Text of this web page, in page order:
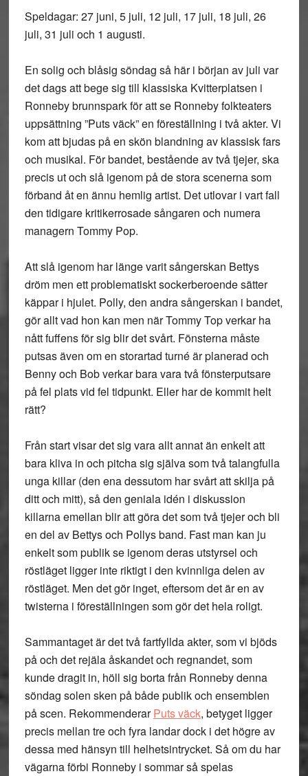
Speldagar: 27 juni, 5 juli, 12 juli, 17 juli, 18 juli, 26
juli, 31 juli och 1 augusti.
En solig och blåsig söndag så här i början av juli var
det dags att bege sig till klassiska Kvitterplatsen i
Ronneby brunnspark för att se Ronneby folkteaters
uppsättning ”Puts väck” en föreställning i två akter. Vi
kom att bjudas på en skön blandning av klassisk fars
och musikal. För bandet, bestående av två tjejer, ska
precis ut och slå igenom på de stora scenerna som
förband åt en ännu hemlig artist. Det utlovar i vart fall
den tidigare kritikerrosade sångaren och numera
managern Tommy Pop.
Att slå igenom har länge varit sångerskan Bettys
dröm men ett problematiskt sockerberoende sätter
käppar i hjulet. Polly, den andra sångerskan i bandet,
gör allt vad hon kan men när Tommy Top verkar ha
nått fuffens för sig blir det svårt. Fönsterna måste
putsas även om en storartad turné är planerad och
Benny och Bob verkar bara vara två fönsterputsare
på fel plats vid fel tidpunkt. Eller har de kommit helt
rätt?
Från start visar det sig vara allt annat än enkelt att
bara kliva in och pitcha sig själva som två talangfulla
unga killar (den ena dessutom har svårt att skilja på
ditt och mitt), så den geniala idén i diskussion
killarna emellan blir att göra det som två tjejer och bli
en del av Bettys och Pollys band. Fast man kan ju
enkelt som publik se igenom deras utstyrsel och
röstläget ligger inte riktigt i den kvinnliga delen av
röstläget. Men det gör inget, eftersom det är en av
twisterna i föreställningen som gör det hela roligt.
Sammantaget är det två fartfyllda akter, som vi bjöds
på och det rejäla åskandet och regnandet, som
kunde dragit in, höll sig borta från Ronneby denna
söndag solen sken på både publik och ensemblen
på scen. RekommenderarPuts väck, betyget ligger
precis mellan tre och fyra landar dock i det högre av
dessa med hänsyn till helhetsintrycket. Så om du har
vägarna förbi Ronneby i sommar så spelas